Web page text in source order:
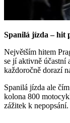
Spanilá jízda – hit
Největším hitem
se jí aktivně účastní
každoročně dorazí
Spanilá jízda ale
kolona 800
zážitek k nepopsání.